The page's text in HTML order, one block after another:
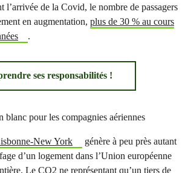
l’arrivée de la Covid, le nombre de passagers
en augmentation, plus de 30 % au cours
.
ses responsabilités !
New York
génère à peu près autant
d’un logement dans l’Union européenne
Le CO2 ne représentant qu’un tiers de